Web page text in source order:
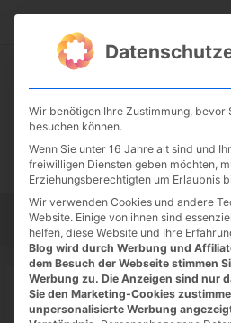
Startseite Tipps
Startseite»News
Return to Monkey
Wir benötigen Ihre Zustimmung, bevor
besuchen können.
Wenn Sie unter 16 Jahre alt sind und
freiwilligen Diensten geben möchten,
Erziehungsberechtigten um Erlaubnis
Wir verwenden Cookies und andere
Website. Einige von ihnen sind
helfen, diese Website und Ihre
Blog wird durch Werbung und
dem Besuch der Webseite stimmen
Werbung zu. Die Anzeigen sind nur
Sie den Marketing-Cookies
unpersonalisierte Werbung